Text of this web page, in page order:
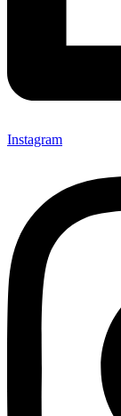
Instagram